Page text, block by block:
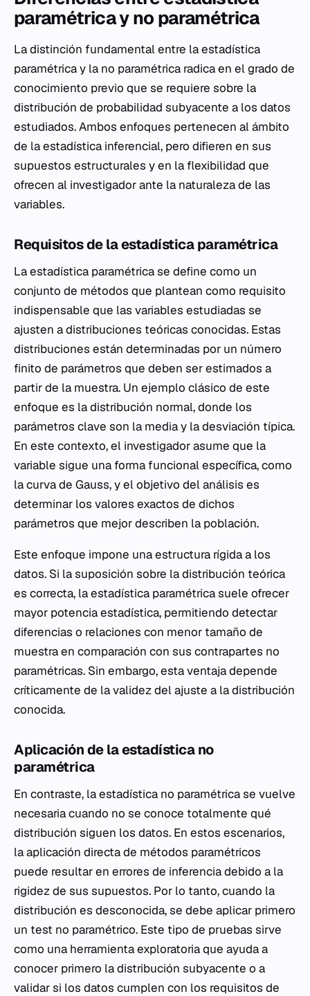
paramétrica y no paramétrica
La distinción fundamental entre la estadística
paramétrica y la no paramétrica radica en el grado de
conocimiento previo que se requiere sobre la
distribución de probabilidad subyacente a los datos
estudiados. Ambos enfoques pertenecen al ámbito
de la estadística inferencial, pero difieren en sus
supuestos estructurales y en la flexibilidad que
ofrecen al investigador ante la naturaleza de las
variables.
Requisitos de la estadística paramétrica
La estadística paramétrica se define como un
conjunto de métodos que plantean como requisito
indispensable que las variables estudiadas se
ajusten a distribuciones teóricas conocidas. Estas
distribuciones están determinadas por un número
finito de parámetros que deben ser estimados a
partir de la muestra. Un ejemplo clásico de este
enfoque es la distribución normal, donde los
parámetros clave son la media y la desviación típica.
En este contexto, el investigador asume que la
variable sigue una forma funcional específica, como
la curva de Gauss, y el objetivo del análisis es
determinar los valores exactos de dichos
parámetros que mejor describen la población.
Este enfoque impone una estructura rígida a los
datos. Si la suposición sobre la distribución teórica
es correcta, la estadística paramétrica suele ofrecer
mayor potencia estadística, permitiendo detectar
diferencias o relaciones con menor tamaño de
muestra en comparación con sus contrapartes no
paramétricas. Sin embargo, esta ventaja depende
críticamente de la validez del ajuste a la distribución
conocida.
Aplicación de la estadística no
paramétrica
En contraste, la estadística no paramétrica se vuelve
necesaria cuando no se conoce totalmente qué
distribución siguen los datos. En estos escenarios,
la aplicación directa de métodos paramétricos
puede resultar en errores de inferencia debido a la
rigidez de sus supuestos. Por lo tanto, cuando la
distribución es desconocida, se debe aplicar primero
un test no paramétrico. Este tipo de pruebas sirve
como una herramienta exploratoria que ayuda a
conocer primero la distribución subyacente o a
validar si los datos cumplen con los requisitos de